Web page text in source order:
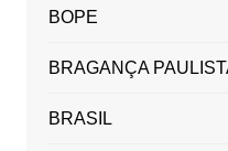
BOPE
BRAGANÇA
BRASIL